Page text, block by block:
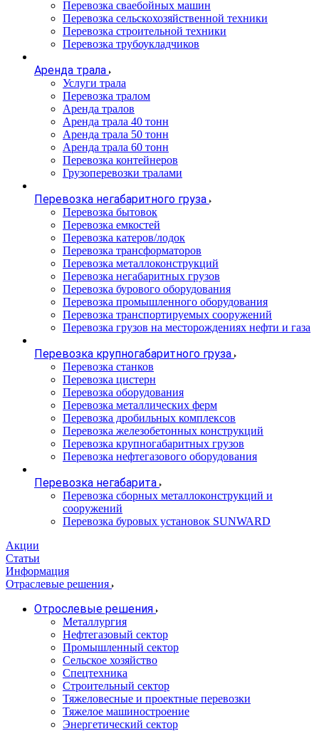
Перевозка сваебойных машин
Перевозка сельскохозяйственной техники
Перевозка строительной техники
Перевозка трубоукладчиков
Аренда трала
Услуги трала
Перевозка тралом
Аренда тралов
Аренда трала 40 тонн
Аренда трала 50 тонн
Аренда трала 60 тонн
Перевозка контейнеров
Грузоперевозки тралами
Перевозка негабаритного груза
Перевозка бытовок
Перевозка емкостей
Перевозка катеров/лодок
Перевозка трансформаторов
Перевозка металлоконструкций
Перевозка негабаритных грузов
Перевозка бурового оборудования
Перевозка промышленного оборудования
Перевозка транспортируемых сооружений
Перевозка грузов на месторождениях нефти и газа
Перевозка крупногабаритного груза
Перевозка станков
Перевозка цистерн
Перевозка оборудования
Перевозка металлических ферм
Перевозка дробильных комплексов
Перевозка железобетонных конструкций
Перевозка крупногабаритных грузов
Перевозка нефтегазового оборудования
Перевозка негабарита
Перевозка сборных металлоконструкций и
сооружений
Перевозка буровых установок SUNWARD
Акции
Статьи
Информация
Отраслевые решения
Отрослевые решения
Металлургия
Нефтегазовый сектор
Промышленный сектор
Сельское хозяйство
Спецтехника
Строительный сектор
Тяжеловесные и проектные перевозки
Тяжелое машиностроение
Энергетический сектор